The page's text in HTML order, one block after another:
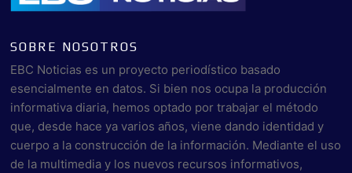
SOBRE NOSOTROS
EBC Noticias es un proyecto periodístico basado
esencialmente en datos. Si bien nos ocupa la producción
informativa diaria, hemos optado por trabajar el método
que, desde hace ya varios años, viene dando identidad y
cuerpo a la construcción de la información. Mediante el uso
de la multimedia y los nuevos recursos informativos,